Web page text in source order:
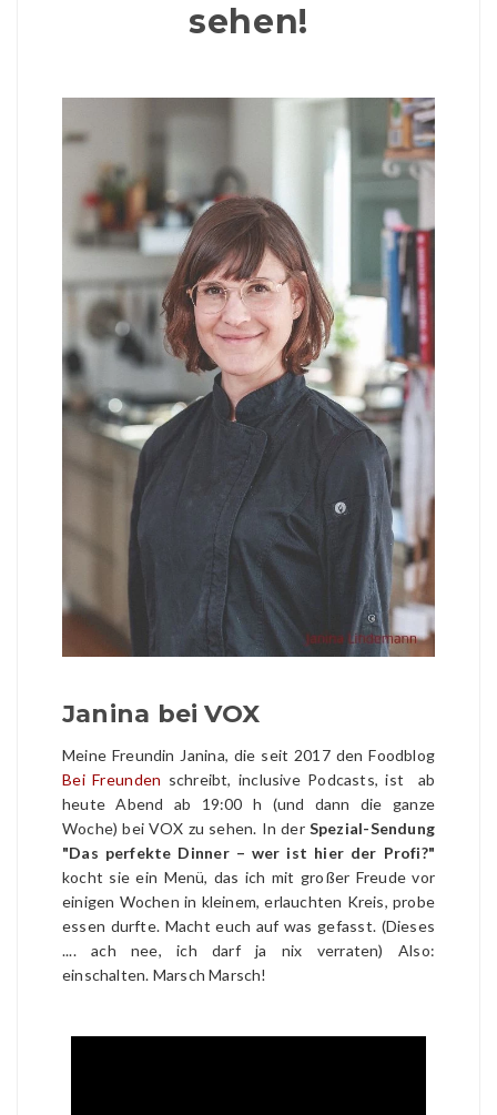
sehen!
Janina bei VOX
Meine Freundin Janina, die seit 2017 den Foodblog
Bei Freunden schreibt, inclusive Podcasts, ist ab
heute Abend ab 19:00 h (und dann die ganze
Woche) bei VOX zu sehen. In der Spezial-Sendung
"Das perfekte Dinner – wer ist hier der Profi?"
kocht sie ein Menü, das ich mit großer Freude vor
einigen Wochen in kleinem, erlauchten Kreis, probe
essen durfte. Macht euch auf was gefasst. (Dieses
.... ach nee, ich darf ja nix verraten) Also:
einschalten. Marsch Marsch!